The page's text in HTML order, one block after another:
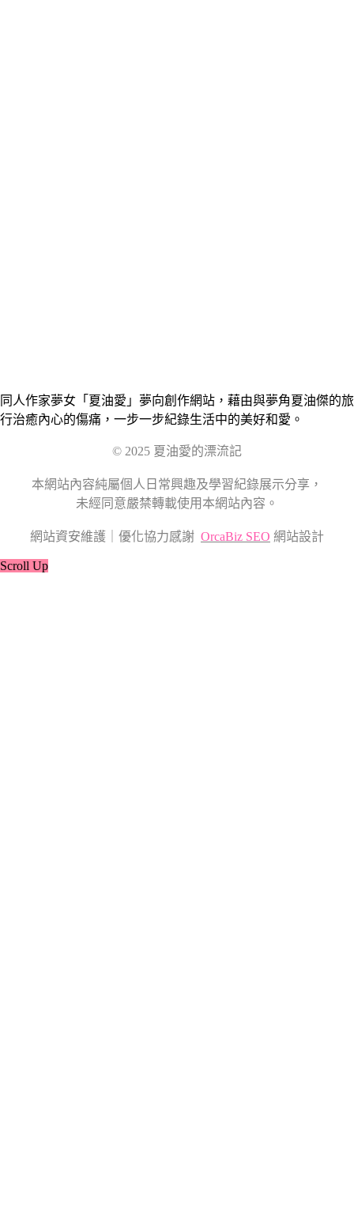
同人作家夢女「夏油愛」夢向創作網站，藉由與夢角夏油傑的旅
行治癒內心的傷痛，一步一步紀錄生活中的美好和愛。
© 2025 夏油愛的漂流記
本網站內容純屬個人日常興趣及學習紀錄展示分享，
未經同意嚴禁轉載使用本網站內容。
網站資安維護｜優化協力感謝 OrcaBiz SEO 網站設計
Scroll Up